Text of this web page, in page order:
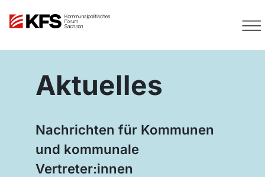
Aktuelles
Nachrichten für Kommunen
und kommunale
Vertreter:innen